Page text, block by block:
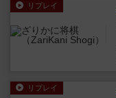
リプレイ
リプレイ